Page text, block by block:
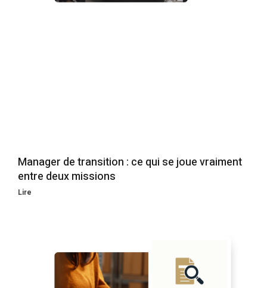
Manager de transition : ce qui se joue vraiment
entre deux missions
Lire